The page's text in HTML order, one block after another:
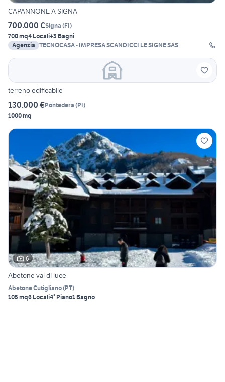
CAPANNONE A SIGNA
700.000 €Signa (FI)
700 mq4 Locali+3 Bagni
Agenzia TECNOCASA - IMPRESA SCANDICCI LE SIGNE SAS
terreno edificabile
130.000 €Pontedera (PI)
1000 mq
6
Abetone val di luce
Abetone Cutigliano(PT)
105 mq6 Locali4° Piano1 Bagno